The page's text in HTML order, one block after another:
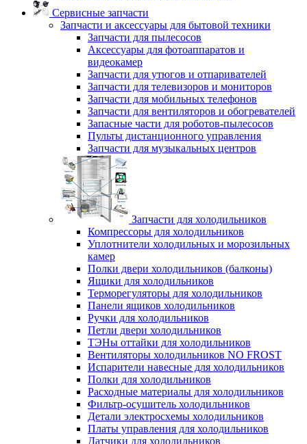
Сервисные запчасти
Запчасти и аксессуары для бытовой техники
Запчасти для пылесосов
Аксессуары для фотоаппаратов и
видеокамер
Запчасти для утюгов и отпаривателей
Запчасти для телевизоров и мониторов
Запчасти для мобильных телефонов
Запчасти для вентиляторов и обогревателей
Запасные части для роботов-пылесосов
Пульты дистанционного управления
Запчасти для музыкальных центров
Запчасти для холодильников
Компрессоры для холодильников
Уплотнители холодильных и морозильных
камер
Полки двери холодильников (балконы)
Ящики для холодильников
Терморегуляторы для холодильников
Панели ящиков холодильников
Ручки для холодильников
Петли двери холодильников
ТЭНы оттайки для холодильников
Вентиляторы холодильников NO FROST
Испарители навесные для холодильников
Полки для холодильников
Расходные материалы для холодильников
Фильтр-осушитель холодильников
Детали электросхемы холодильников
Платы управления для холодильников
Датчики для холодильников